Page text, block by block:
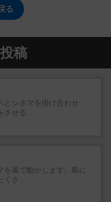
る
稿
とシネマを掛け合わせ
せる...
を風で動かします。島に
さ...